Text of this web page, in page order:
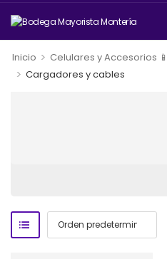
Inicio > Celulares y Accesorios 📱
> Cargadores y cables